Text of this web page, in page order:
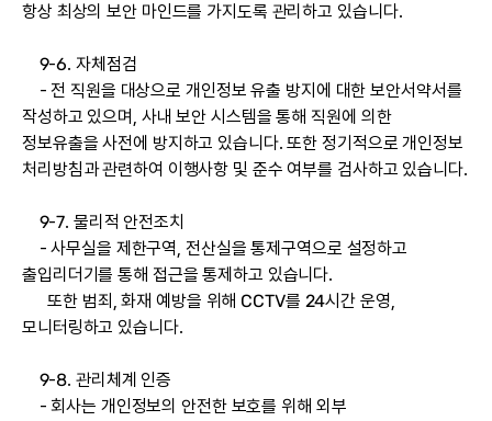
항상 최상의 보안 마인드를 가지도록 관리하고 있습니다.
9-6. 자체점검
- 전 직원을 대상으로 개인정보 유출 방지에 대한 보안서약서를
작성하고 있으며, 사내 보안 시스템을 통해 직원에 의한
정보유출을 사전에 방지하고 있습니다. 또한 정기적으로 개인정보
처리방침과 관련하여 이행사항 및 준수 여부를 검사하고 있습니다.
9-7. 물리적 안전조치
- 사무실을 제한구역, 전산실을 통제구역으로 설정하고
출입리더기를 통해 접근을 통제하고 있습니다.
또한 범죄, 화재 예방을 위해 CCTV를 24시간 운영,
모니터링하고 있습니다.
9-8. 관리체계 인증
- 회사는 개인정보의 안전한 보호를 위해 외부